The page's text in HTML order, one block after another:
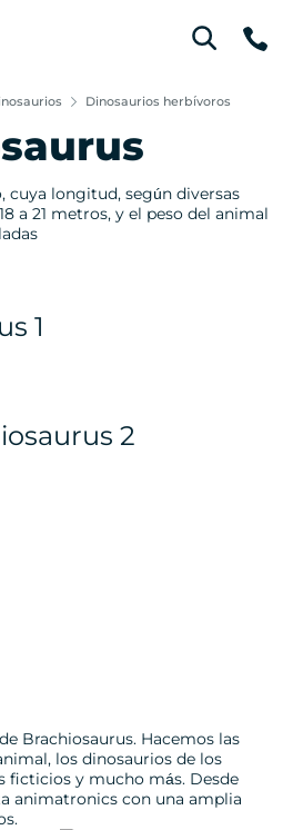
Dinosaurios herbívoros
cuya longitud, según diversas
a 21 metros, y el peso del animal
Brachiosaurus. Hacemos las
los dinosaurios de los
ficticios y mucho más. Desde
animatronics con una amplia